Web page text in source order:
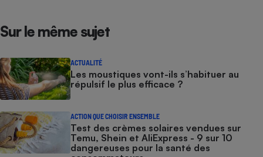
Sur le même sujet
ACTUALITÉ
Les moustiques vont-ils s’habituer au
répulsif le plus efficace ?
ACTION QUE CHOISIR ENSEMBLE
Test des crèmes solaires vendues sur
Temu, Shein et AliExpress - 9 sur 10
dangereuses pour la santé des